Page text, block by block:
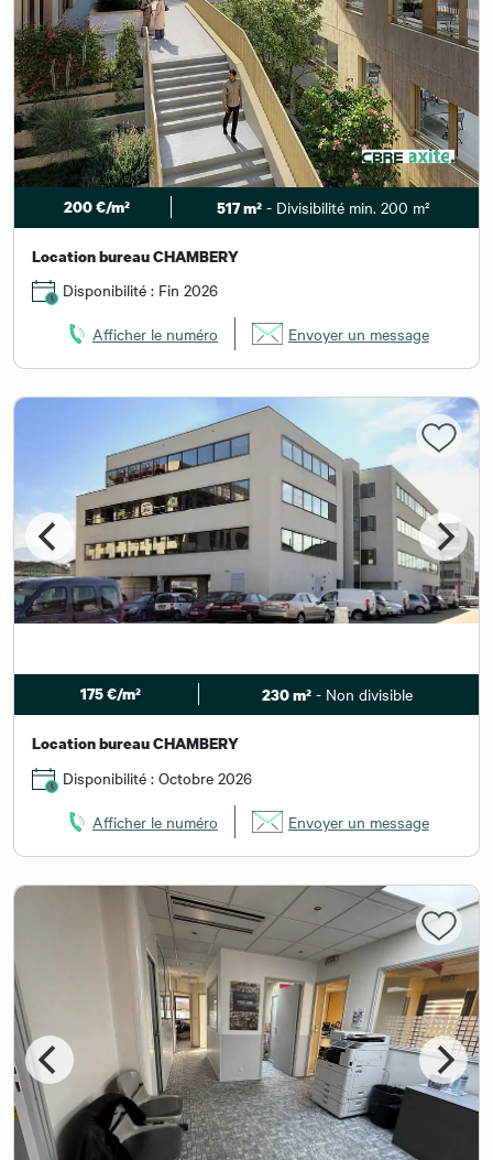
200 €/m² 517 m² - Divisibilité min. 200 m²
Location bureau CHAMBERY
Disponibilité : Fin 2026
Afficher le numéro Envoyer un message
175 €/m² 230 m² - Non divisible
Location bureau CHAMBERY
Disponibilité : Octobre 2026
Afficher le numéro Envoyer un message